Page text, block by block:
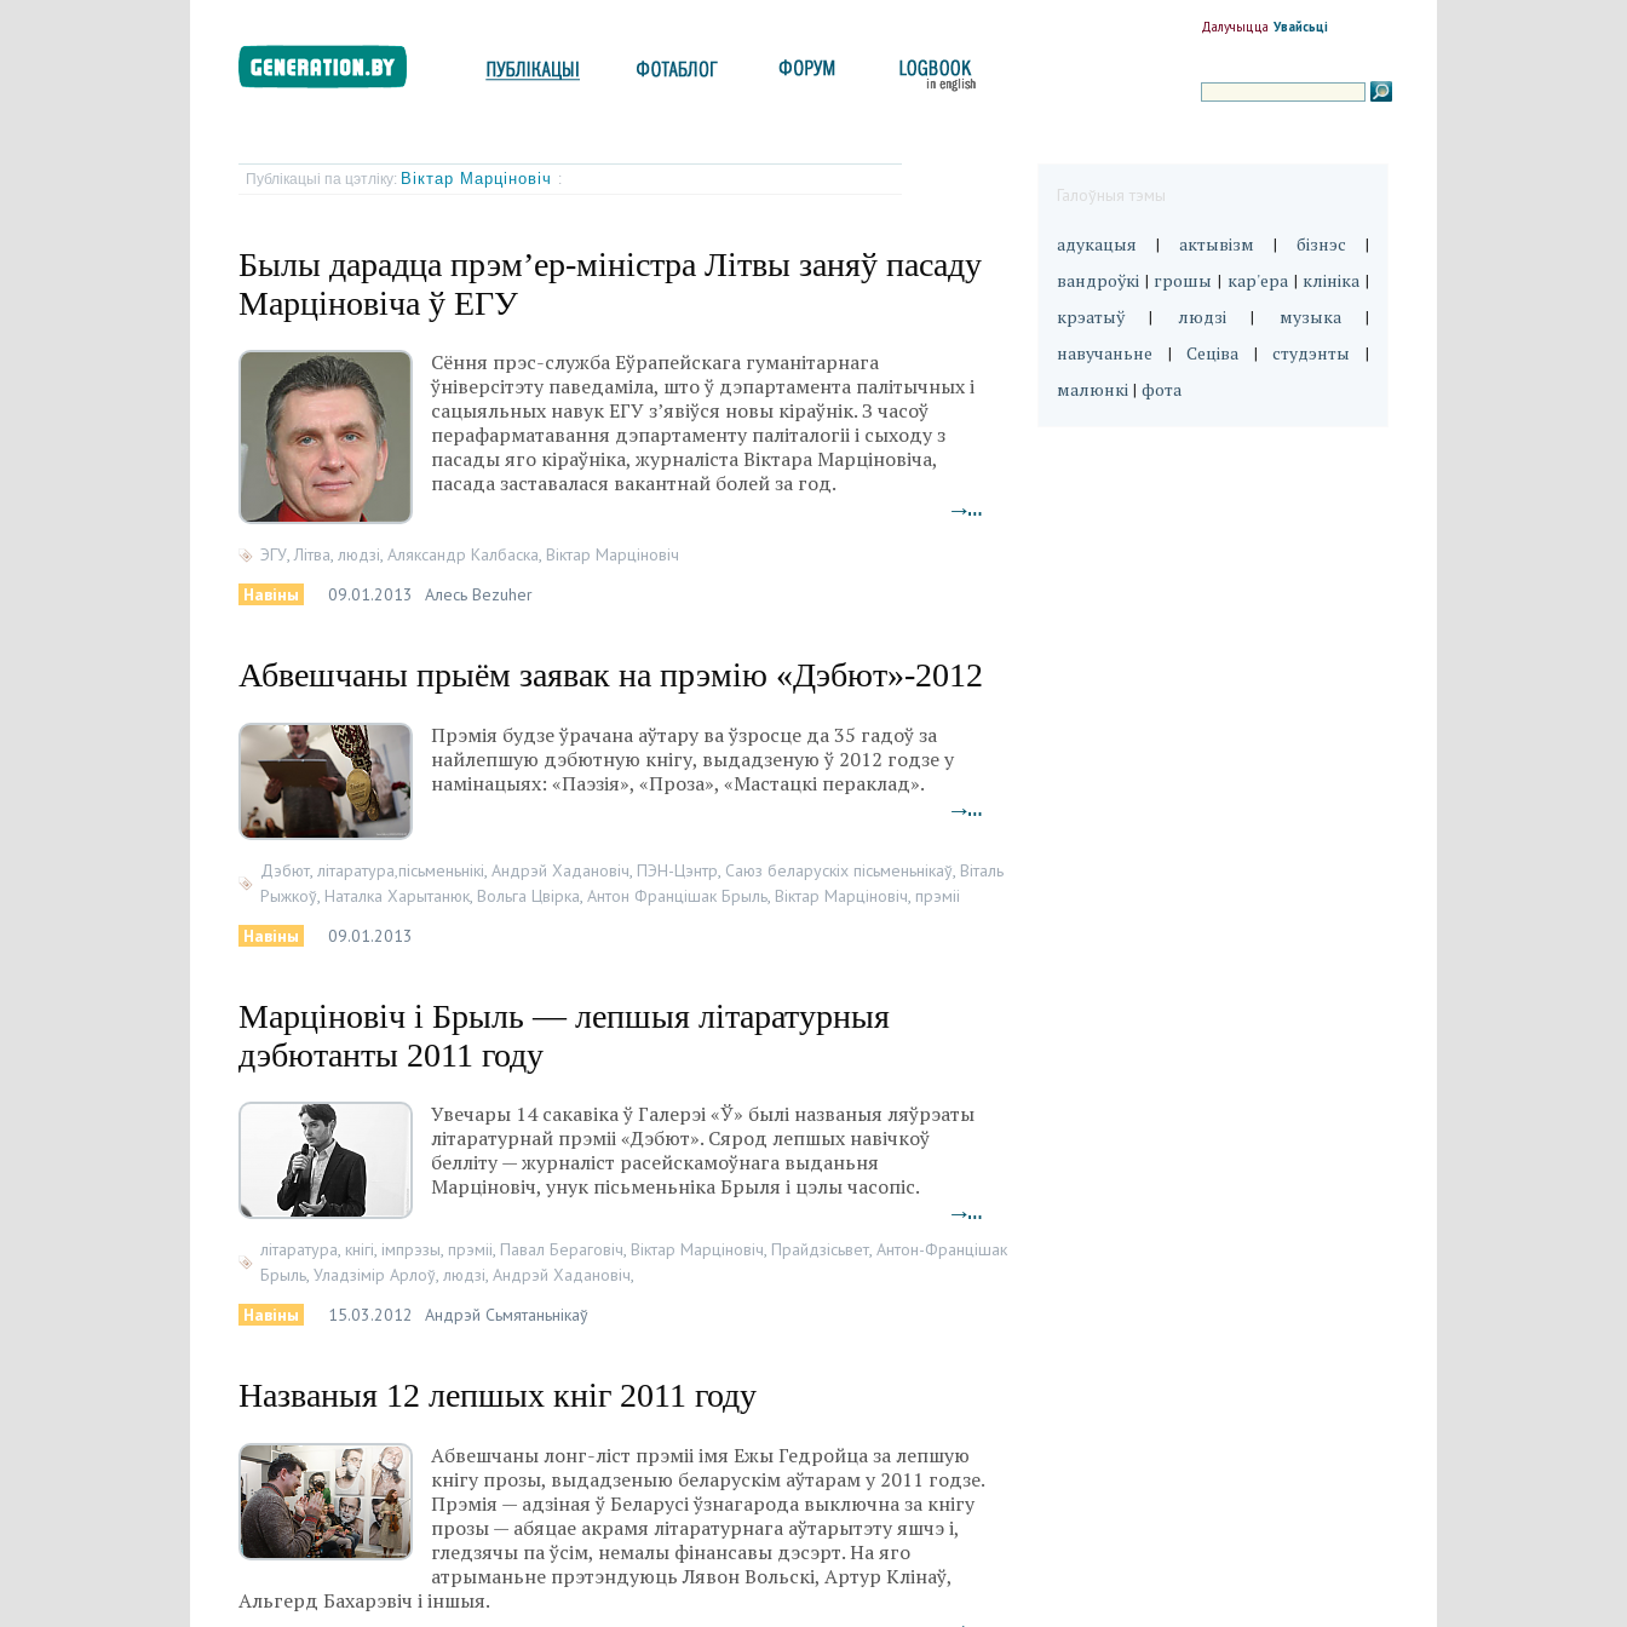
Далучыцца Увайсьці
Публікацыі па цэтліку: Віктар Марціновіч :
Былы дарадца прэм’ер-міністра Літвы заняў пасаду
Марціновіча ў ЕГУ
Сёння прэс-служба Еўрапейскага гуманітарнага
ўніверсітэту паведаміла, што ў дэпартамента палітычных і
сацыяльных навук ЕГУ з’явіўся новы кіраўнік. З часоў
перафарматавання дэпартаменту паліталогіі і сыходу з
пасады яго кіраўніка, журналіста Віктара Марціновіча,
пасада заставалася вакантнай болей за год.
→…
ЭГУ,Літва, людзі, Аляксандр Калбаска, Віктар Марціновіч
Навіны
09.01.2013 Алесь Bezuher
Абвешчаны прыём заявак на прэмію «Дэбют»-2012
Прэмія будзе ўрачана аўтару ва ўзросце да 35 гадоў за
найлепшую дэбютную кнігу, выдадзеную ў 2012 годзе у
намінацыях: «Паэзія», «Проза», «Мастацкі пераклад».
→…
Дэбют, літаратура,пісьменьнікі, Андрэй Хадановіч, ПЭН-Цэнтр, Саюз беларускіх пісьменьнікаў, Віталь
Рыжкоў, Наталка Харытанюк, Вольга Цвірка, Антон Францішак Брыль, Віктар Марціновіч, прэміі
Навіны
09.01.2013
Марціновіч і Брыль — лепшыя літаратурныя
дэбютанты 2011 году
Увечары 14 сакавіка ў Галерэі «Ў» былі названыя ляўрэаты
літаратурнай прэміі «Дэбют». Сярод лепшых навічкоў
белліту — журналіст расейскамоўнага выданьня
Марціновіч, унук пісьменьніка Брыля і цэлы часопіс.
→…
літаратура, кнігі, імпрэзы, прэміі, Павал Бераговіч, Віктар Марціновіч, Прайдзісьвет, Антон-Францішак
Брыль, Уладзімір Арлоў, людзі, Андрэй Хадановіч,
Навіны
15.03.2012 Андрэй Сьмятаньнікаў
Названыя 12 лепшых кніг 2011 году
Абвешчаны лонг-ліст прэміі імя Ежы Гедройца за лепшую
кнігу прозы, выдадзеныю беларускім аўтарам у 2011 годзе.
Прэмія — адзіная ў Беларусі ўзнагарода выключна за кнігу
прозы — абяцае акрамя літаратурнага аўтарытэту яшчэ і,
гледзячы па ўсім, немалы фінансавы дэсэрт. На яго
атрыманьне прэтэндуюць Лявон Вольскі, Артур Клінаў,
Альгерд Бахарэвіч і іншыя.
Галоўныя тэмы
адукацыя | актывізм | бізнэс |
вандроўкі | грошы | кар'ера| клініка |
крэатыў| людзі| музыка|
навучаньне |Сеціва |студэнты |
малюнкі | фота